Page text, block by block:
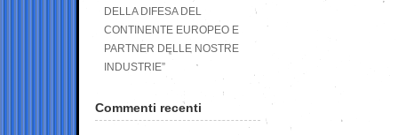
DELLA DIFESA DEL
CONTINENTE EUROPEO E
PARTNER DELLE NOSTRE
INDUSTRIE”
Commenti recenti